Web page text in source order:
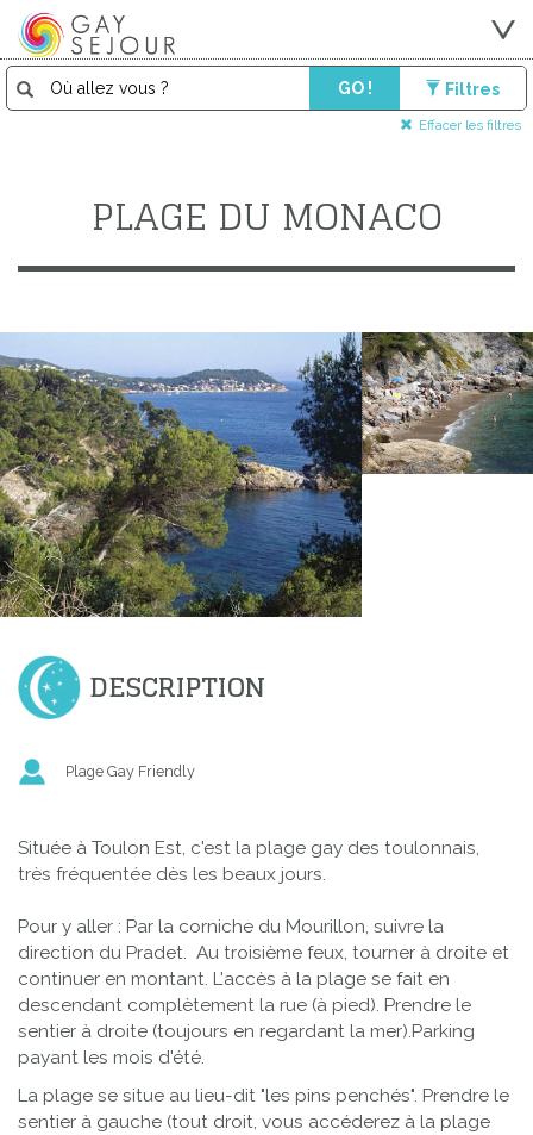
GO ! Filtres
Effacer les filtres
PLAGE DU MONACO
DESCRIPTION
Plage Gay Friendly
Située à Toulon Est, c'est la plage gay des toulonnais,
très fréquentée dès les beaux jours.
Pour y aller : Par la corniche du Mourillon, suivre la
direction du Pradet. Au troisième feux, tourner à droite et
continuer en montant. L'accès à la plage se fait en
descendant complètement la rue (à pied). Prendre le
sentier à droite (toujours en regardant la mer).Parking
payant les mois d'été.
La plage se situe au lieu-dit "les pins penchés". Prendre le
sentier à gauche (tout droit, vous accéderez à la plage